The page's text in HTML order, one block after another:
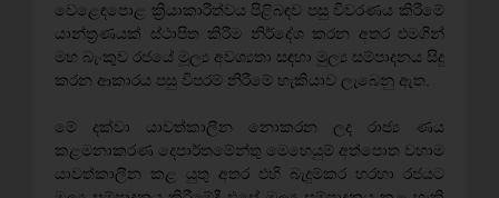
වෙළෙඳපොළ ක්‍රියාකාරීත්වය පිළිබඳව පසු විවරණය කිරීමේ
යාන්ත්‍රණයක් ස්ථාපිත කිරීම නිර්දේශ කරන අතර එමගින්
මහ බැංකුව රජයේ මූල්‍ය අවශ්‍යතා සඳහා මුල්‍ය සම්පාදනය සිදු
කරන ආකාරය පසු විපරම් නිරීමේ හැකියාව ලැබෙනු ඇත.
මේ දක්වා යාවත්කාලීන නොකරන ලද රාජ්‍ය ණය
කළමනාකරණ දෙපාර්තමේන්තු මෙහෙයුම් අත්පොත වහාම
යාවත්කාලීන කළ යුතු අතර එහි බැදුම්කර හරහා රජයට